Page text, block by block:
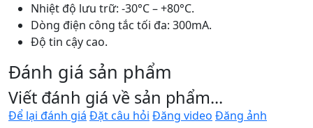
Nhiệt độ lưu trữ: -30°C – +80°C.
Dòng điện công tắc tối đa: 300mA.
Độ tin cậy cao.
Đánh giá sản phẩm
Viết đánh giá về sản phẩm...
Để lại đánh giá Đặt câu hỏi Đăng video Đăng ảnh